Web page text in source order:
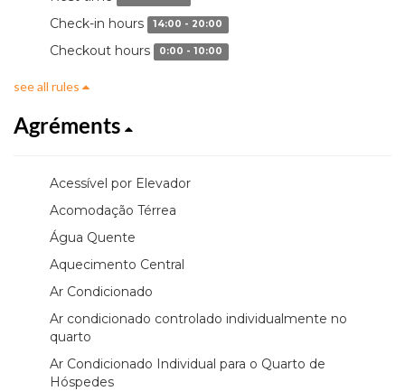
Check-in hours 14:00 - 20:00
Checkout hours 0:00 - 10:00
see all rules
Agréments
Acessível por Elevador
Acomodação Térrea
Água Quente
Aquecimento Central
Ar Condicionado
Ar condicionado controlado individualmente no
quarto
Ar Condicionado Individual para o Quarto de
Hóspedes